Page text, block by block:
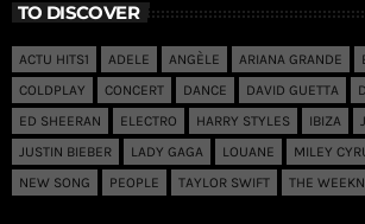
TO DISCOVER
ACTU HITS1 ADELE ANGÈLE ARIANA GRANDE
COLDPLAY
CONCERT DANCE DAVID GUETTA
ED SHEERAN
ELECTRO HARRY STYLES IBIZA
JUSTIN BIEBER
LADY GAGA LOUANE MILEY
NEW SONG
PEOPLE TAYLOR SWIFT THE